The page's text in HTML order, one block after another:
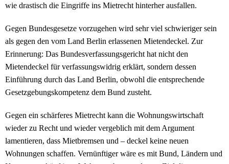
wie drastisch die Eingriffe ins Mietrecht hinterher ausfallen.
Gegen Bundesgesetze vorzugehen wird sehr viel schwieriger sein
als gegen den vom Land Berlin erlassenen Mietendeckel. Zur
Erinnerung: Das Bundesverfassungsgericht hat nicht den
Mietendeckel für verfassungswidrig erklärt, sondern dessen
Einführung durch das Land Berlin, obwohl die entsprechende
Gesetzgebungskompetenz dem Bund zusteht.
Gegen ein schärferes Mietrecht kann die Wohnungswirtschaft
wieder zu Recht und wieder vergeblich mit dem Argument
lamentieren, dass Mietbremsen und – deckel keine neuen
Wohnungen schaffen. Vernünftiger wäre es mit Bund, Ländern und